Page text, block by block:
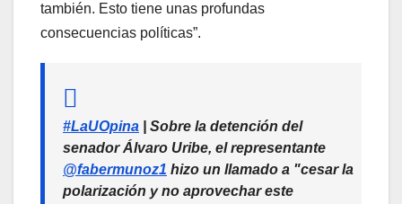
también. Esto tiene unas profundas
consecuencias políticas”.
#LaUOpina | Sobre la detención del
senador Álvaro Uribe, el representante
@fabermunoz1 hizo un llamado a "cesar la
polarización y no aprovechar este